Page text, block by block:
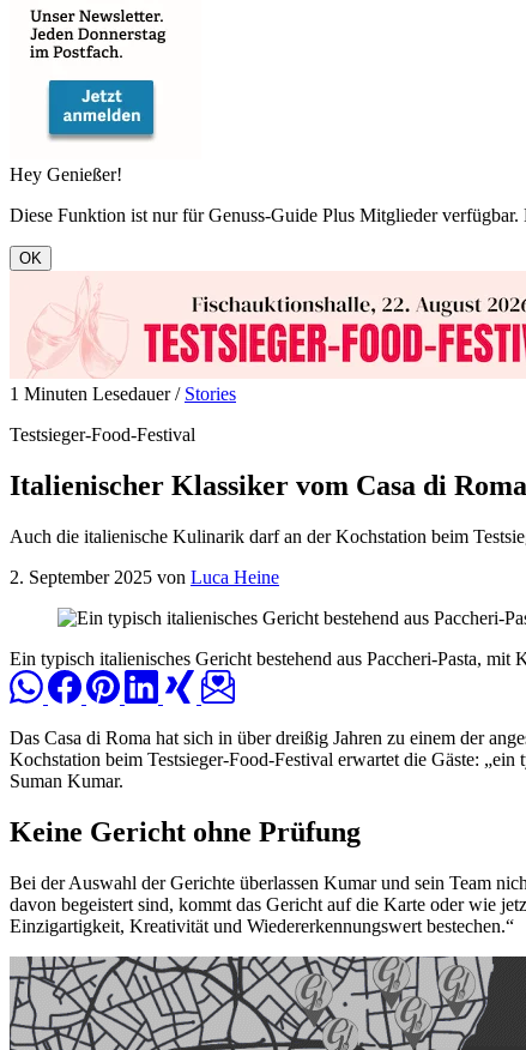
Hey Genießer!
Diese Funktion ist nur für Genuss-Guide Plus Mitglieder
OK
1 Minuten Lesedauer / Stories
Testsieger-Food-Festival
Italienischer Klassiker vom Casa di Roma
Auch die italienische Kulinarik darf an der Kochstation beim
2. September 2025 von Luca Heine
Ein typisch italienisches Gericht bestehend aus Paccheri-Pasta,
Das Casa di Roma hat sich in über dreißig Jahren zu einem der
Kochstation beim Testsieger-Food-Festival erwartet die Gäste:
Suman Kumar.
Keine Gericht ohne Prüfung
Bei der Auswahl der Gerichte überlassen Kumar und sein Team
davon begeistert sind, kommt das Gericht auf die Karte oder wie
Einzigartigkeit, Kreativität und Wiedererkennungswert bestechen.“